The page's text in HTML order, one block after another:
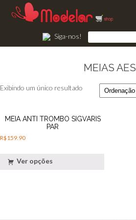
Siga-nos!
MEIAS AES
Exibindo um único resultado
MEIA ANTI TROMBO SIGVARIS
PAR
R$159.90
Ver opções